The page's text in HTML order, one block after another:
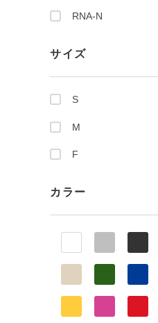
RNA-N
サイズ
S
M
F
カラー